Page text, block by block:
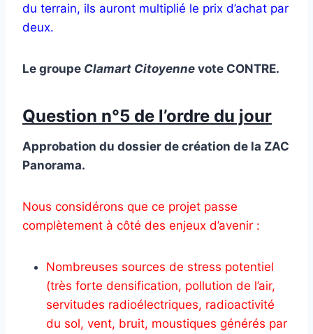
du terrain, ils auront multiplié le prix d’achat par
deux.
Le groupe Clamart Citoyenne vote CONTRE.
Question n°5 de l’ordre du jour
Approbation du dossier de création de la ZAC
Panorama.
Nous considérons que ce projet passe
complètement à côté des enjeux d’avenir :
Nombreuses sources de stress potentiel
(très forte densification, pollution de l’air,
servitudes radioélectriques, radioactivité
du sol, vent, bruit, moustiques générés par